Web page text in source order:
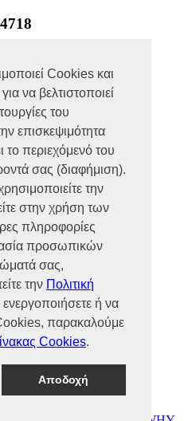
Cookies και
να βελτιστοποιεί
του
επισκεψιμότητα
το περιεχόμενό του
σας (διαφήμιση).
την
στην χρήση των
πληροφορίες
προσωπικών
σας,
την Πολιτική
ενεργοποιήσετε ή να
παρακαλούμε
Cookies.
Αποδοχή